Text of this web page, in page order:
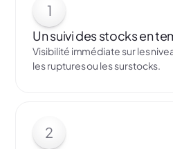
1
Un suivi des stocks en
Visibilité immédiate sur les
les ruptures ou les surstocks.
2